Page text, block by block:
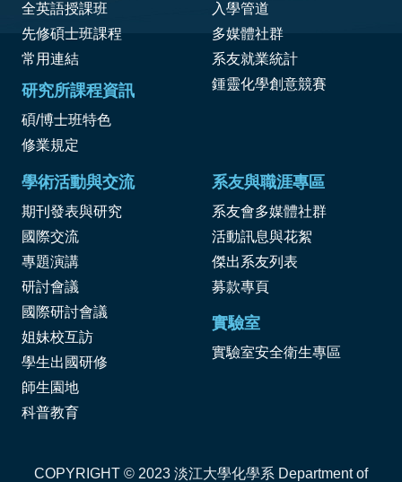
全英語授課班
先修碩士班課程
常用連結
研究所課程資訊
碩/博士班特色
修業規定
入學管道
多媒體社群
系友就業統計
鍾靈化學創意競賽
學術活動與交流
期刊發表與研究
國際交流
專題演講
研討會議
國際研討會議
姐妹校互訪
學生出國研修
師生園地
科普教育
系友與職涯專區
系友會多媒體社群
活動訊息與花絮
傑出系友列表
募款專頁
實驗室
實驗室安全衛生專區
COPYRIGHT © 2023 淡江大學化學系 Department of